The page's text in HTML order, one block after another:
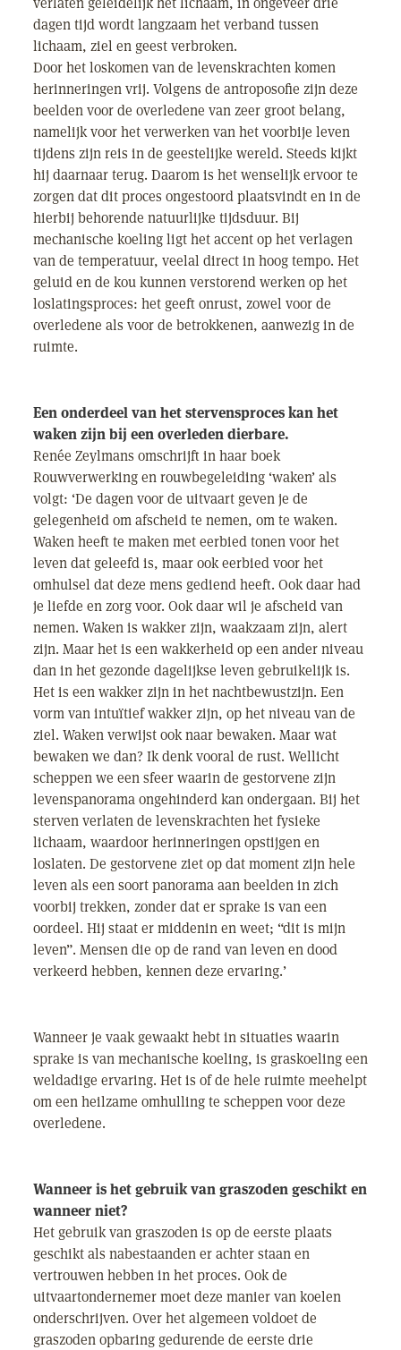
dagen tijd wordt langzaam het verband tussen
lichaam, ziel en geest verbroken.
Door het loskomen van de levenskrachten komen
herinneringen vrij. Volgens de antroposofie zijn deze
beelden voor de overledene van zeer groot belang,
namelijk voor het verwerken van het voorbije leven
tijdens zijn reis in de geestelijke wereld. Steeds kijkt
hij daarnaar terug. Daarom is het wenselijk ervoor te
zorgen dat dit proces ongestoord plaatsvindt en in de
hierbij behorende natuurlijke tijdsduur. Bij
mechanische koeling ligt het accent op het verlagen
van de temperatuur, veelal direct in hoog tempo. Het
geluid en de kou kunnen verstorend werken op het
loslatingsproces: het geeft onrust, zowel voor de
overledene als voor de betrokkenen, aanwezig in de
ruimte.
Een onderdeel van het stervensproces kan het
waken zijn bij een overleden dierbare.
Renée Zeylmans omschrijft in haar boek
Rouwverwerking en rouwbegeleiding ‘waken’ als
volgt: ‘De dagen voor de uitvaart geven je de
gelegenheid om afscheid te nemen, om te waken.
Waken heeft te maken met eerbied tonen voor het
leven dat geleefd is, maar ook eerbied voor het
omhulsel dat deze mens gediend heeft. Ook daar had
je liefde en zorg voor. Ook daar wil je afscheid van
nemen. Waken is wakker zijn, waakzaam zijn, alert
zijn. Maar het is een wakkerheid op een ander niveau
dan in het gezonde dagelijkse leven gebruikelijk is.
Het is een wakker zijn in het nachtbewustzijn. Een
vorm van intuïtief wakker zijn, op het niveau van de
ziel. Waken verwijst ook naar bewaken. Maar wat
bewaken we dan? Ik denk vooral de rust. Wellicht
scheppen we een sfeer waarin de gestorvene zijn
levenspanorama ongehinderd kan ondergaan. Bij het
sterven verlaten de levenskrachten het fysieke
lichaam, waardoor herinneringen opstijgen en
loslaten. De gestorvene ziet op dat moment zijn hele
leven als een soort panorama aan beelden in zich
voorbij trekken, zonder dat er sprake is van een
oordeel. Hij staat er middenin en weet; “dit is mijn
leven”. Mensen die op de rand van leven en dood
verkeerd hebben, kennen deze ervaring.’
Wanneer je vaak gewaakt hebt in situaties waarin
sprake is van mechanische koeling, is graskoeling een
weldadige ervaring. Het is of de hele ruimte meehelpt
om een heilzame omhulling te scheppen voor deze
overledene.
Wanneer is het gebruik van graszoden geschikt en
wanneer niet?
Het gebruik van graszoden is op de eerste plaats
geschikt als nabestaanden er achter staan en
vertrouwen hebben in het proces. Ook de
uitvaartondernemer moet deze manier van koelen
onderschrijven. Over het algemeen voldoet de
graszoden opbaring gedurende de eerste drie